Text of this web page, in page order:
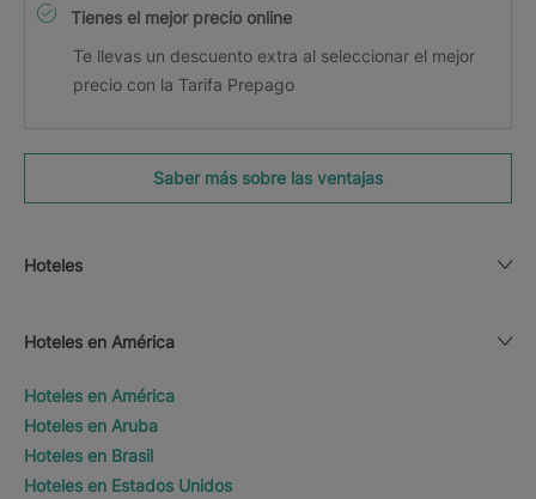
Tienes el mejor precio online
Te llevas un descuento extra al seleccionar el mejor
precio con la Tarifa Prepago
Saber más sobre las ventajas
Hoteles
Hoteles en América
Hoteles en América
Hoteles en Aruba
Hoteles en Brasil
Hoteles en Estados Unidos